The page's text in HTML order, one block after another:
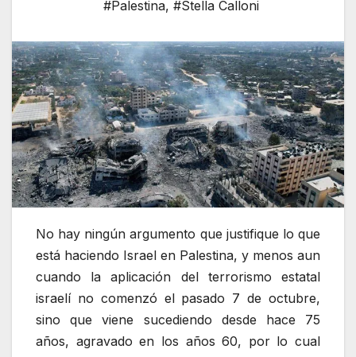
#Palestina, #Stella Calloni
No hay ningún argumento que justifique lo que
está haciendo Israel en Palestina, y menos aun
cuando la aplicación del terrorismo estatal
israelí no comenzó el pasado 7 de octubre,
sino que viene sucediendo desde hace 75
años, agravado en los años 60, por lo cual